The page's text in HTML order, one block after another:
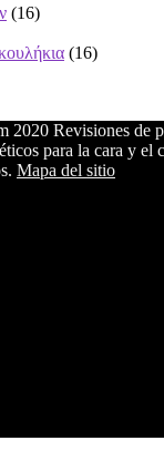
(16)
(16)
2020 Revisiones de
para la cara y el
Mapa del sitio